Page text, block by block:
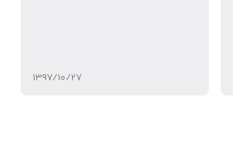
۱۳۹۷/۱۰/۲۷